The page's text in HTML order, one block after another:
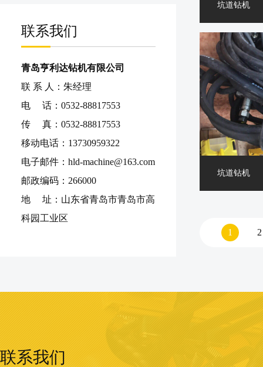
联系我们
青岛亨利达钻机有限公司
联 系 人：朱经理
电 话：0532-88817553
传 真：0532-88817553
移动电话：13730959322
电子邮件：hld-machine@163.com
邮政编码：266000
地 址：山东省青岛市青岛市高
科园工业区
坑道钻机
坑道钻机
1 2
联系我们